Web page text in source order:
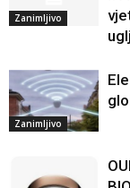
Zanimljivo
Zanimljivo